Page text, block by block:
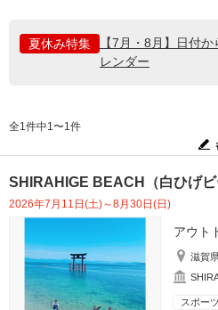
夏休み特集
【7月・8月】日付
レンダー
全1件中1〜1件
SHIRAHIGE BEACH（白ひげビ
2026年7月11日(土)～8月30日(日)
アウト
滋賀
スポー